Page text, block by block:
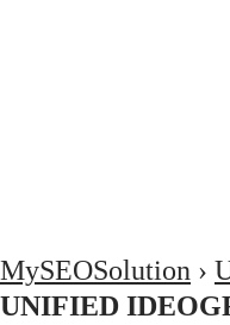
MySEOSolution ›
UNIFIED